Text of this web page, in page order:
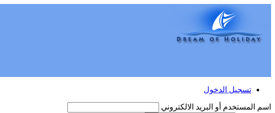
تسجيل الدخول
اسم المستخدم أو البريد الالكتروني